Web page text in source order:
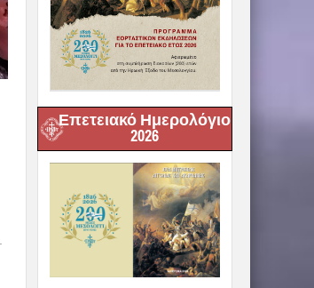
Επετειακό Ημερολόγιο
2026